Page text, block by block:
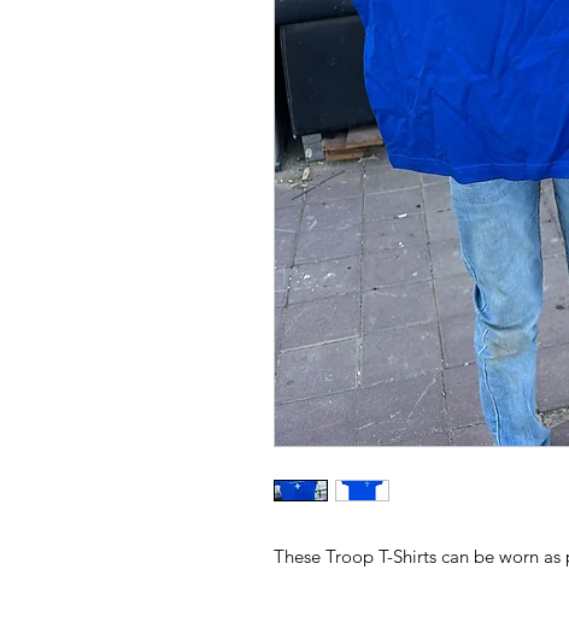
These Troop T-Shirts can be worn